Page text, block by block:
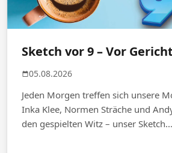
Sketch vor 9 – Vor Gericht
05.08.2026
Jeden Morgen treffen sich unsere
Inka Klee, Normen Sträche und
den gespielten Witz – unser Sketch...